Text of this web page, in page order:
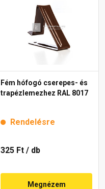
Fém hófogó cserepes- és
trapézlemezhez RAL 8017
Rendelésre
325 Ft / db
Megnézem